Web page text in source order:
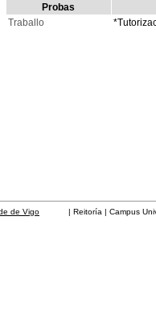
Probas
Traballo
de Vigo | Reitoría | Campus